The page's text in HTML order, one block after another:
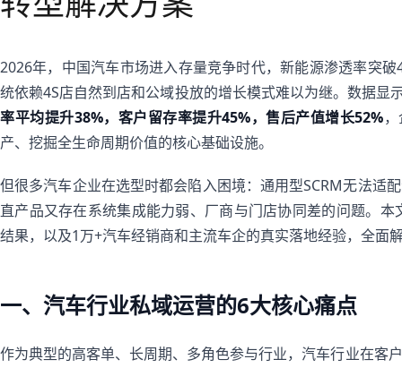
2026年，中国汽车市场进入存量竞争时代，新能源渗透率突
统依赖4S店自然到店和公域投放的增长模式难以为继。数据显
率平均提升38%，客户留存率提升45%，售后产值增长52%
产、挖掘全生命周期价值的核心基础设施。
但很多汽车企业在选型时都会陷入困境：通用型SCRM无法适
直产品又存在系统集成能力弱、厂商与门店协同差的问题。
结果，以及1万+汽车经销商和主流车企的真实落地经验，全面
一、汽车行业私域运营的6大核心痛点
作为典型的高客单、长周期、多角色参与行业，汽车行业在客